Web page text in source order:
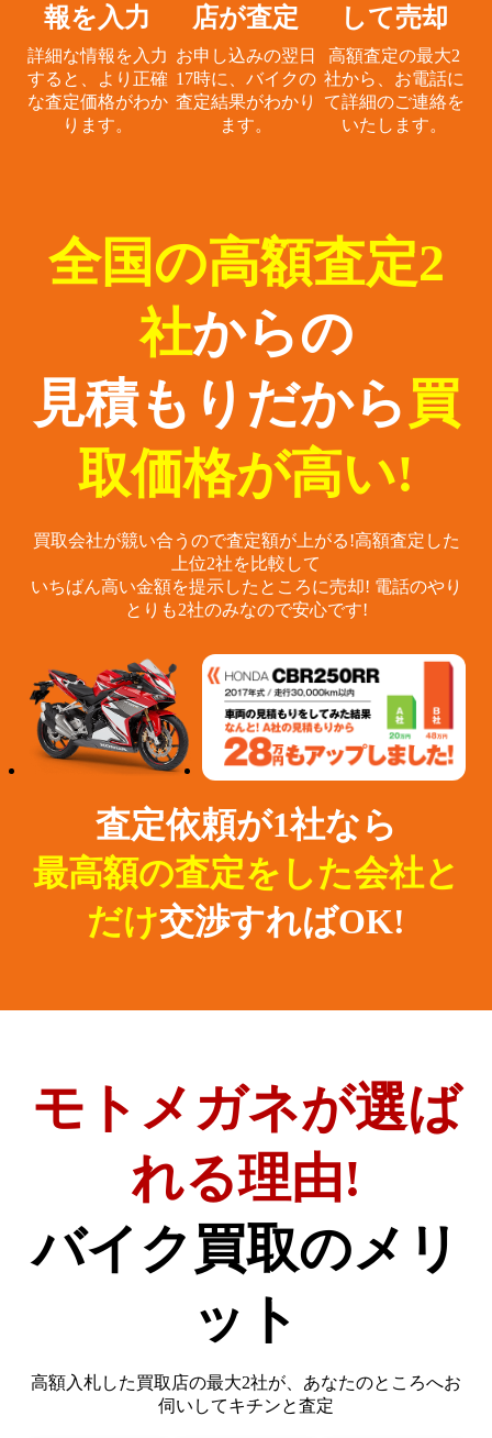
報を入力
詳細な情報を入力
すると、
より正確
な査定価格がわか
ります。
店が査定
お申し込みの翌日
17時に、 バイクの
査定結果がわかり
ます。
して売却
高額査定の最大2
社から、 お電話に
て詳細のご連絡を
いたします。
全国の高額査定2
社からの
見積もりだから 買
取価格が高い!
買取会社が競い合うので査定額が上がる!高額査定した
上位2社を比較して
いちばん高い金額を提示したところに売却! 電話のやり
とりも2社のみなので安心です!
査定依頼が1社なら
最高額の査定をした会社と
だけ交渉すればOK!
モトメガネが選ば
れる理由!
バイク買取のメリ
ット
高額入札した買取店の最大2社が、 あなたのところへお
伺いしてキチンと査定